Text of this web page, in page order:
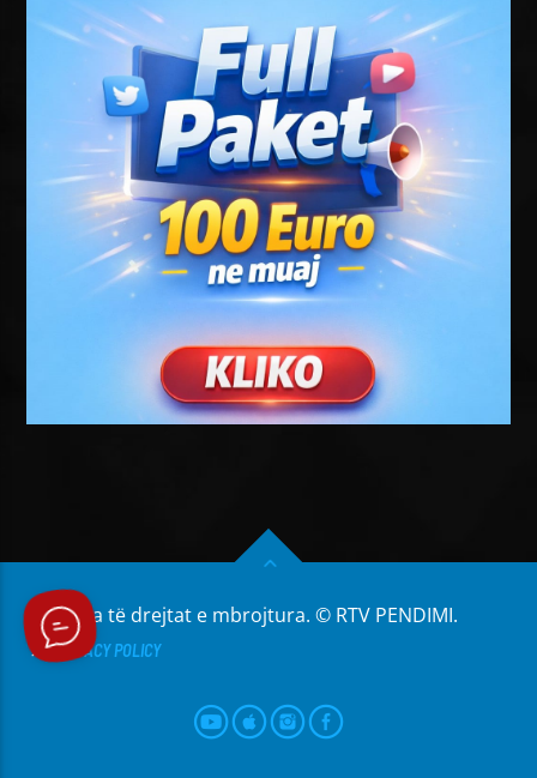
Të gjitha të drejtat e mbrojtura. © RTV PENDIMI.
PRIVACY POLICY